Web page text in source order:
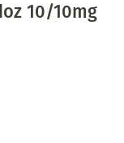
10/10mg